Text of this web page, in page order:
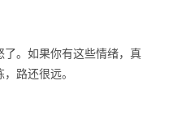
。如果你有这些情绪，真
路还很远。